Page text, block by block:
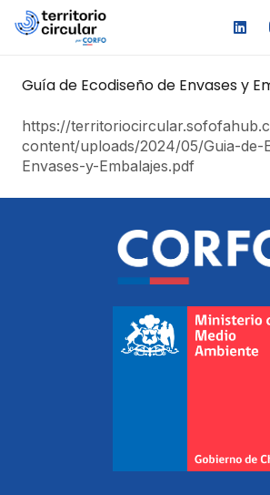
Guía de Ecodiseño de Envases y
https://
content/uploads/2024/05/Guia-de-
Envases-y-Embalajes.pdf